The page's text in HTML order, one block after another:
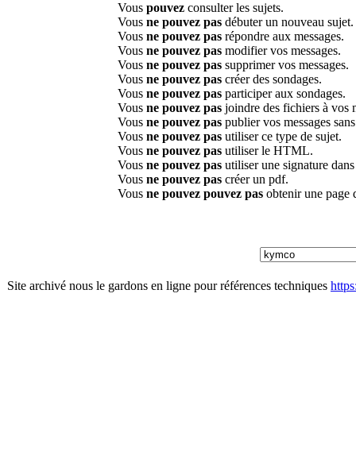
Vous pouvez consulter les sujets.
Vous ne pouvez pas débuter un nouveau sujet.
Vous ne pouvez pas répondre aux messages.
Vous ne pouvez pas modifier vos messages.
Vous ne pouvez pas supprimer vos messages.
Vous ne pouvez pas créer des sondages.
Vous ne pouvez pas participer aux sondages.
Vous ne pouvez pas joindre des fichiers à vos
Vous ne pouvez pas publier vos messages
Vous ne pouvez pas utiliser ce type de sujet.
Vous ne pouvez pas utiliser le HTML.
Vous ne pouvez pas utiliser une signature
Vous ne pouvez pas créer un pdf.
Vous ne pouvez pouvez pas obtenir une page
Site archivé nous le gardons en ligne pour références techniques